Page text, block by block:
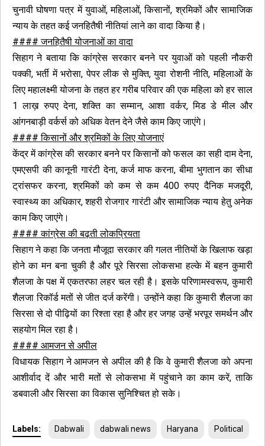
चुनावी घोषणा पत्र में युवाओं, महिलाओं, किसानों, श्रमिकों और सामाजिक
न्याय के तहत कई जनहितैषी नीतियां लाने का वादा किया है।
#### जनहितैषी योजनाओं का वादा
सिहाग ने बताया कि कांग्रेस सरकार बनने पर युवाओं को पहली नौकरी
पक्की, भर्ती में भरोसा, पेपर लीक से मुक्ति, युवा रोशनी नीति, महिलाओं के
लिए महालक्ष्मी योजना के तहत हर गरीब परिवार की एक महिला को हर साल
1 लाख़ रुपए देना, शक्ति का सम्मान, आशा वर्कर, मिड डे मील और
आंगनबाड़ी वर्कर्स को अधिक वेतन देने जैसे काम किए जाएंगे।
#### किसानों और श्रमिकों के लिए योजनाएं
केंद्र में कांग्रेस की सरकार बनने पर किसानों को फसल का सही दाम देना,
एमएसपी की कानूनी गारंटी देना, कर्ज माफ करना, बीमा भुगतान का सीधा
ट्रांसफर करना, श्रमिकों को कम से कम 400 रुपए दैनिक मजदूरी,
स्वास्थ्य का अधिकार, शहरी रोजगार गारंटी और सामाजिक न्याय हेतु अनेक
काम किए जाएंगे।
#### कांग्रेस की बढ़ती लोकप्रियता
सिहाग ने कहा कि जनता मौजूदा सरकार की गलत नीतियों के खिलाफ खड़ा
होने का मन बना चुकी है और पूरे सिरसा लोकसभा हल्के में बहन कुमारी
शैलजा के पक्ष में एकतरफा लहर चल रही है। इसके परिणामस्वरूप, कुमारी
शैलजा रिकॉर्ड मतों से जीत दर्ज करेंगी। उन्होंने कहा कि कुमारी शैलजा का
सिरसा से दो पीढ़ियों का रिश्ता रहा है और हर जगह उन्हें भरपूर समर्थन और
सहयोग मिल रहा है।
#### आमजन से अपील
विधायक सिहाग ने आमजन से अपील की है कि वे कुमारी शैलजा को अपना
आशीर्वाद दें और भारी मतों से लोकसभा में पहुंचाने का काम करें, ताकि
डबवाली और सिरसा का विकास सुनिश्चित हो सके।
Labels: Dabwali dabwali news Haryana Political